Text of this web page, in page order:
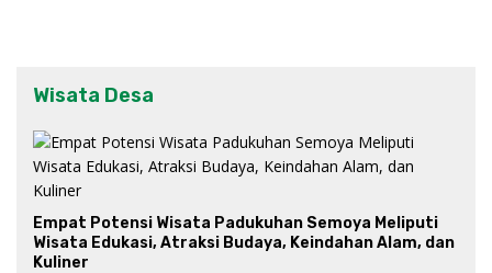
Wisata Desa
Empat Potensi Wisata Padukuhan Semoya Meliputi
Wisata Edukasi, Atraksi Budaya, Keindahan Alam, dan
Kuliner